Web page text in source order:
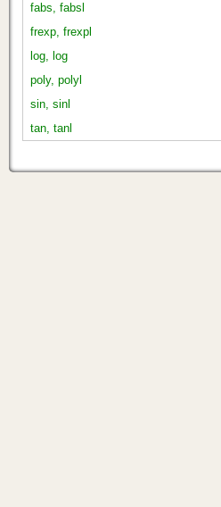
fabs, fabsl
frexp, frexpl
log, log
poly, polyl
sin, sinl
tan, tanl